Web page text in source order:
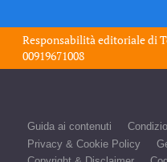
Responsabilità editoriale di
00919671008
Guida ai contenuti
Privacy & Cookie Policy